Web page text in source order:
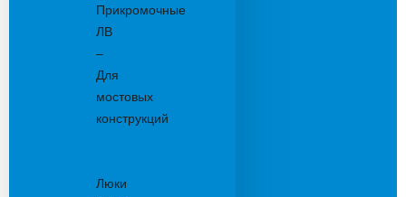
Прикромочные
ЛВ
–
Для
мостовых
конструкций
Люки